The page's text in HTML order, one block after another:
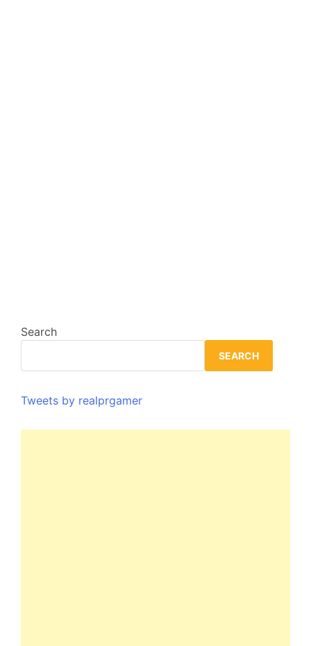
Search
SEARCH
Tweets by realprgamer